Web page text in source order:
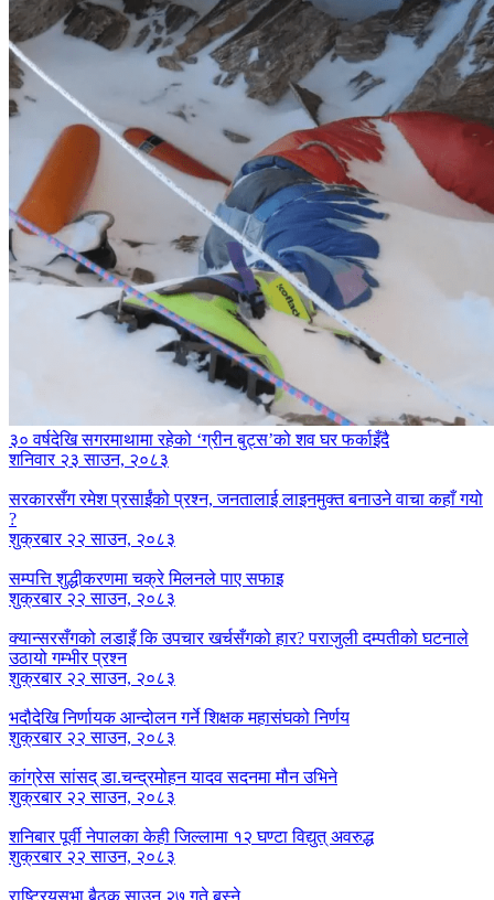
३० वर्षदेखि सगरमाथामा रहेको ‘ग्रीन बुट्स’को शव घर फर्काइँदै
शनिवार २३ साउन, २०८३
सरकारसँग रमेश प्रसाईंको प्रश्न, जनतालाई लाइनमुक्त बनाउने वाचा कहाँ गयो
?
शुक्रबार २२ साउन, २०८३
सम्पत्ति शुद्धीकरणमा चक्रे मिलनले पाए सफाइ
शुक्रबार २२ साउन, २०८३
क्यान्सरसँगको लडाइँ कि उपचार खर्चसँगको हार? पराजुली दम्पतीको घटनाले
उठायो गम्भीर प्रश्न
शुक्रबार २२ साउन, २०८३
भदौदेखि निर्णायक आन्दोलन गर्ने शिक्षक महासंघको निर्णय
शुक्रबार २२ साउन, २०८३
कांग्रेस सांसद् डा‍‍.चन्द्रमोहन यादव सदनमा मौन उभिने
शुक्रबार २२ साउन, २०८३
शनिबार पूर्वी नेपालका केही जिल्लामा १२ घण्टा विद्युत् अवरुद्ध
शुक्रबार २२ साउन, २०८३
राष्ट्रियसभा बैठक साउन २७ गते बस्ने